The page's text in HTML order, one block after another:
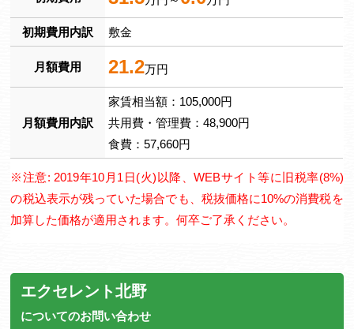
初期費用内訳 敷金
月額費用 21.2万円
月額費用内訳
家賃相当額：105,000円
共用費・管理費：48,900円
食費：57,660円
※注意: 2019年10月1日(火)以降、WEBサイト等に旧税率(8%)
の税込表示が残っていた場合でも、税抜価格に10%の消費税を
加算した価格が適用されます。何卒ご了承ください。
エクセレント北野
についてのお問い合わせ